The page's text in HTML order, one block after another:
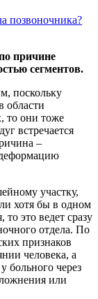
позвоночника?
причине
сегментов.
поскольку
области
то они тоже
встречается
–
участку,
хотя бы в одном
это ведет сразу
отдела. По
признаков
человека, а
больного через
или